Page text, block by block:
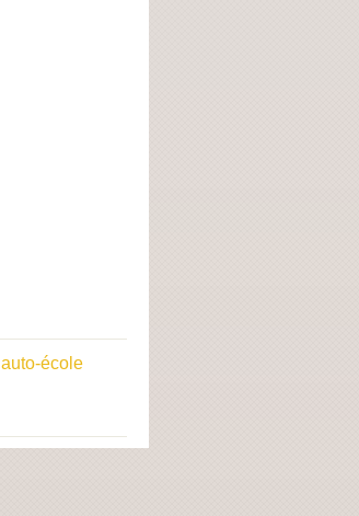
auto-école